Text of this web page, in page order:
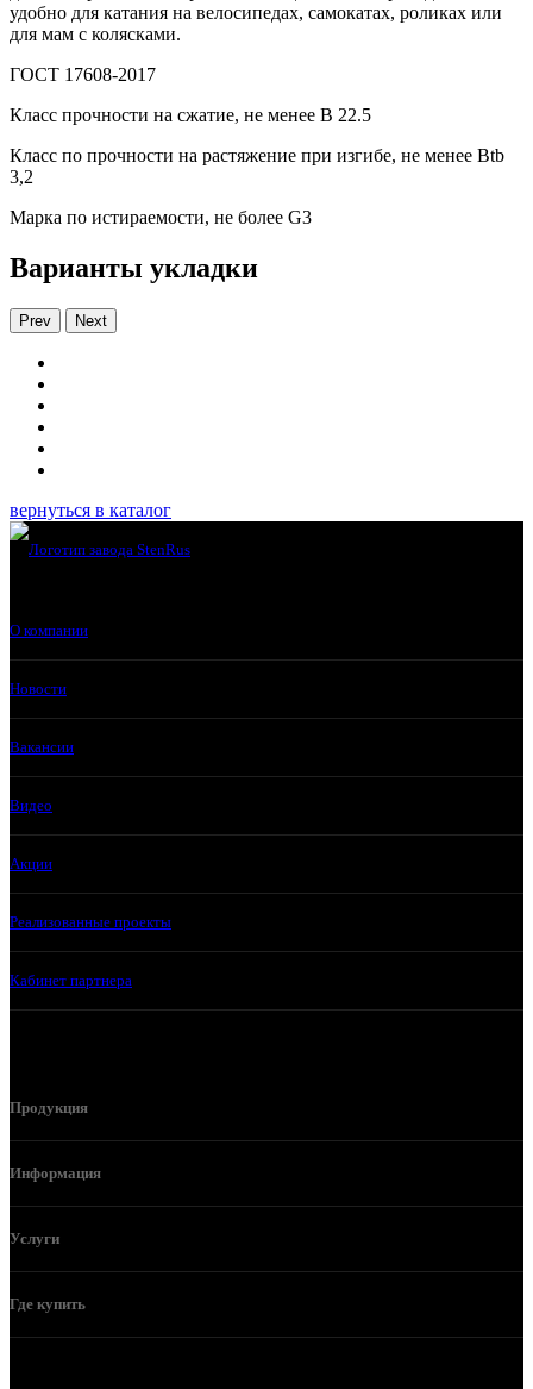
удобно для катания на велосипедах, самокатах, роликах или
для мам с колясками.
ГОСТ 17608-2017
Класс прочности на сжатие, не менее В 22.5
Класс по прочности на растяжение при изгибе, не менее Вtb
3,2
Марка по истираемости, не более G3
Варианты укладки
Prev Next
вернуться в каталог
О компании
Новости
Вакансии
Видео
Акции
Реализованные проекты
Кабинет партнера
Продукция
Информация
Услуги
Где купить